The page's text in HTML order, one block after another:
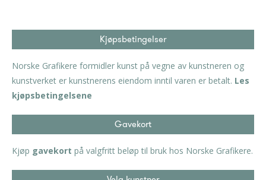
Kjøpsbetingelser
Norske Grafikere formidler kunst på vegne av kunstneren og
kunstverket er kunstnerens eiendom inntil varen er betalt. Les
kjøpsbetingelsene
Gavekort
Kjøp gavekort på valgfritt beløp til bruk hos Norske Grafikere.